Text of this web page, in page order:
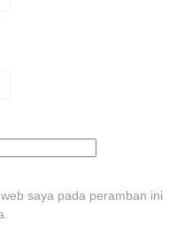
saya pada peramban ini